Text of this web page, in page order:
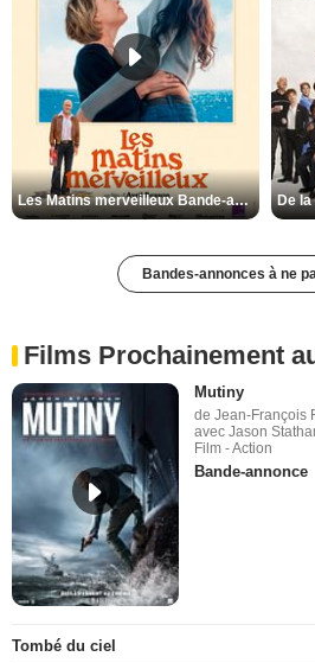
Les Matins merveilleux Bande-annonce VF
Bandes-annonces à ne
Films Prochainement
Mutiny
de Jean-François
avec Jason
Film - Action
Bande-annonce
Tombé du ciel